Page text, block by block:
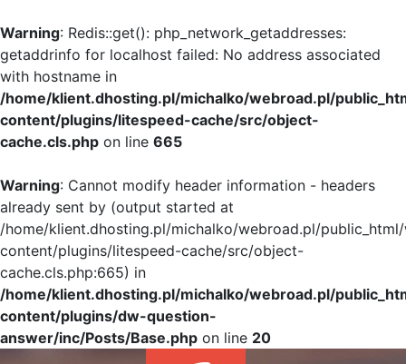
Warning: Redis::get(): php_network_getaddresses:
getaddrinfo for localhost failed: No address associated
with hostname in
/home/klient.dhosting.pl/michalko/webroad.pl/
content/plugins/litespeed-cache/src/object-
cache.cls.php on line 665
Warning: Cannot modify header information - headers
already sent by (output started at
/home/klient.dhosting.pl/michalko/webroad.pl/
content/plugins/litespeed-cache/src/object-
cache.cls.php:665) in
/home/klient.dhosting.pl/michalko/webroad.pl/
content/plugins/dw-question-
answer/inc/Posts/Base.php on line 20